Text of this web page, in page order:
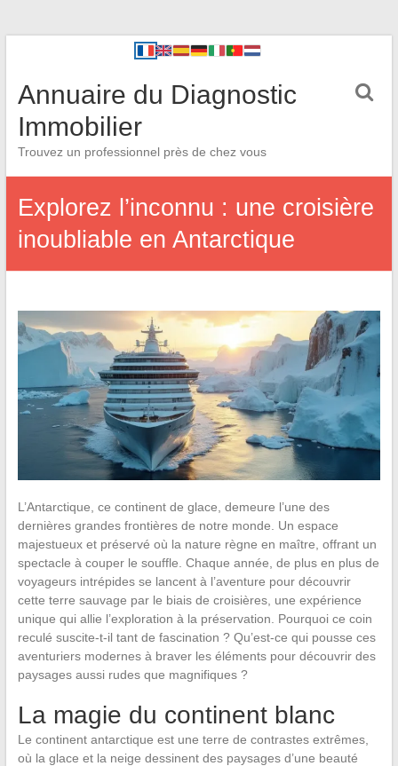
Annuaire du Diagnostic
Immobilier
Trouvez un professionnel près de chez vous
Explorez l’inconnu : une croisière
inoubliable en Antarctique
L’Antarctique, ce continent de glace, demeure l’une des
dernières grandes frontières de notre monde. Un espace
majestueux et préservé où la nature règne en maître, offrant un
spectacle à couper le souffle. Chaque année, de plus en plus de
voyageurs intrépides se lancent à l’aventure pour découvrir
cette terre sauvage par le biais de croisières, une expérience
unique qui allie l’exploration à la préservation. Pourquoi ce coin
reculé suscite-t-il tant de fascination ? Qu’est-ce qui pousse ces
aventuriers modernes à braver les éléments pour découvrir des
paysages aussi rudes que magnifiques ?
La magie du continent blanc
Le continent antarctique est une terre de contrastes extrêmes,
où la glace et la neige dessinent des paysages d’une beauté